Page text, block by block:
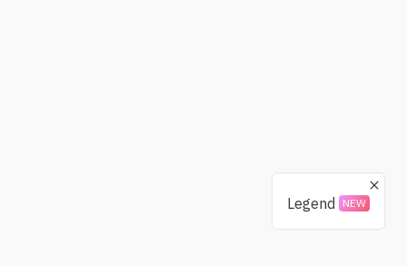
Legend NEW